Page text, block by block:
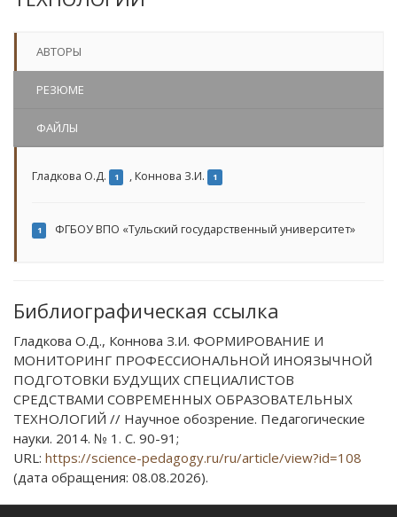
АВТОРЫ
РЕЗЮМЕ
ФАЙЛЫ
Гладкова О.Д. 1 ,Коннова З.И. 1
1 ФГБОУ ВПО «Тульский государственный университет»
Библиографическая ссылка
Гладкова О.Д., Коннова З.И. ФОРМИРОВАНИЕ И
МОНИТОРИНГ ПРОФЕССИОНАЛЬНОЙ ИНОЯЗЫЧНОЙ
ПОДГОТОВКИ БУДУЩИХ СПЕЦИАЛИСТОВ
СРЕДСТВАМИ СОВРЕМЕННЫХ ОБРАЗОВАТЕЛЬНЫХ
ТЕХНОЛОГИЙ // Научное обозрение. Педагогические
науки. 2014. № 1. С. 90-91;
URL: https://science-pedagogy.ru/ru/article/view?id=108
(дата обращения: 08.08.2026).